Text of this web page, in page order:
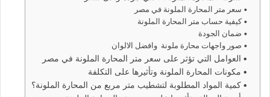
سعر متر المحارة الملونة في مصر
كيفية حساب متر المحارة الملونة
ضمان الجودة
صور واجهات محارة ملونة وافضل الالوان
العوامل التي تؤثر على سعر متر المحارة الملونة في مصر
مكونات المحارة الملونة وتأثيرها على التكلفة
كمية المواد المطلوبة لتشطيب متر مربع من المحارة الملونة؟